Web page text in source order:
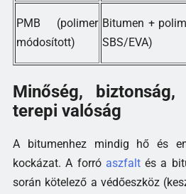
PMB (polimer
módosított)
Bitumen +
SBS/EVA)
Minőség,
terepi valóság
A bitumenhez mindig hő és
kockázat. A forró aszfaltés a
során kötelező a védőeszköz